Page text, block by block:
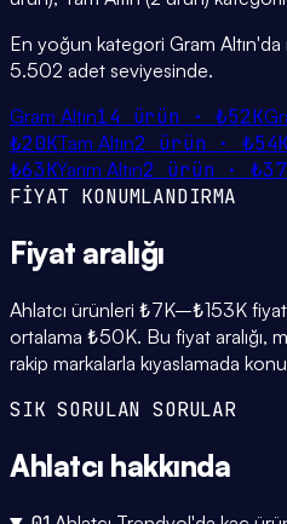
En yoğun kategori Gram Altın'da
5.502 adet seviyesinde.
Gram Altın14 ürün ·₺52K
₺20KTam Altın2 ürün ·
₺63KYarım Altın2 ürün ·
FİYAT KONUMLANDIRMA
Fiyat aralığı
Ahlatcı ürünleri ₺7K–₺153K
ortalama ₺50K. Bu fiyat aralığı,
rakip markalarla kıyaslamada
SIK SORULAN SORULAR
Ahlatcı hakkında